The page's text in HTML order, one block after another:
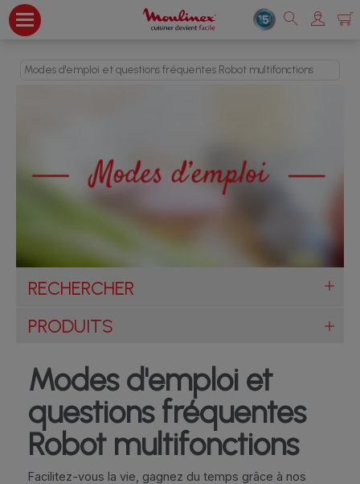
Modes d'emploi et questions fréquentes Robot multifonctions
RECHERCHER
PRODUITS
Modes d'emploi et
questions fréquentes
Robot multifonctions
Facilitez-vous la vie, gagnez du temps grâce à nos